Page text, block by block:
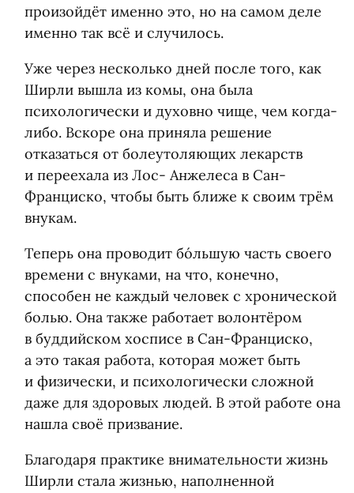
произойдёт именно это, но на самом деле
именно так всё и случилось.
Уже через несколько дней после того, как
Ширли вышла из комы, она была
психологически и духовно чище, чем когда-
либо. Вскоре она приняла решение
отказаться от болеутоляющих лекарств
и переехала из Лос- Анжелеса в Сан-
Франциско, чтобы быть ближе к своим трём
внукам.
Теперь она проводит бóльшую часть своего
времени с внуками, на что, конечно,
способен не каждый человек с хронической
болью. Она также работает волонтёром
в буддийском хосписе в Сан-Франциско,
а это такая работа, которая может быть
и физически, и психологически сложной
даже для здоровых людей. В этой работе она
нашла своё призвание.
Благодаря практике внимательности жизнь
Ширли стала жизнью, наполненной